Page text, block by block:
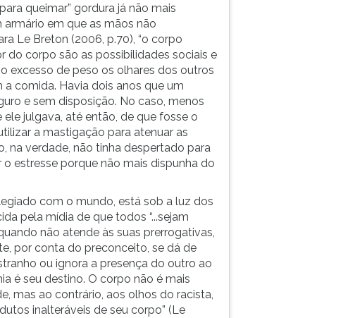
queimar” gordura já não mais
em que as mãos não
Le Breton (2006, p.70), “o corpo
corpo são as possibilidades sociais e
excesso de peso os olhares dos outros
comida. Havia dois anos que um
e sem disposição. No caso, menos
julgava, até então, de que fosse o
a mastigação para atenuar as
na verdade, não tinha despertado para
estresse porque não mais dispunha do
com o mundo, está sob a luz dos
pela mídia de que todos “...sejam
não atende às suas prerrogativas,
por conta do preconceito, se dá de
ou ignora a presença do outro ao
é seu destino. O corpo não é mais
mas ao contrário, aos olhos do racista,
inalteráveis de seu corpo” (Le